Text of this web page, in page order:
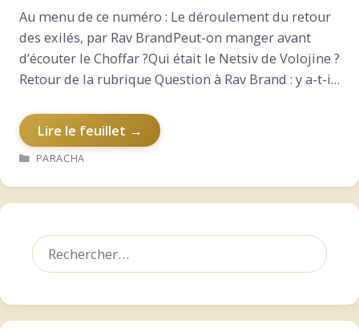
Au menu de ce numéro : Le déroulement du retour
des exilés, par Rav BrandPeut-on manger avant
d’écouter le Choffar ?Qui était le Netsiv de Volojine ?
Retour de la rubrique Question à Rav Brand : y a-t-il
Lire le feuillet →
CATÉGORIES
PARACHA
Rechercher :